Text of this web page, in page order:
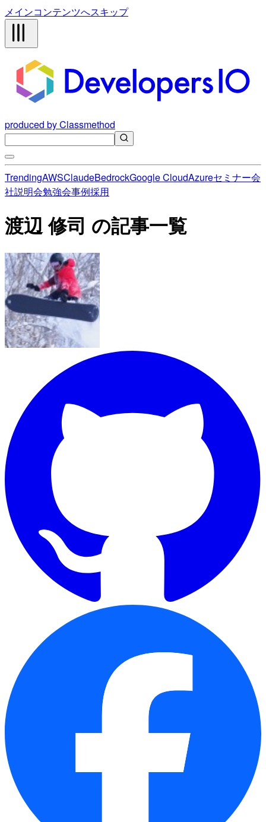
メインコンテンツへスキップ
produced by Classmethod
TrendingAWSClaudeBedrockGoogle CloudAzureセミナー会
社説明会勉強会事例採用
渡辺 修司 の記事一覧